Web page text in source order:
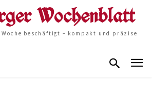
Woche beschäftigt – kompakt und präzise